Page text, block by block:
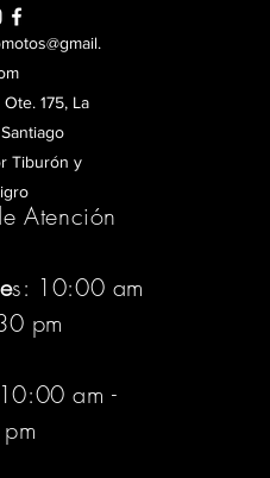
175, La
Tiburón y
Atención
s: 10:00 am
pm
am -